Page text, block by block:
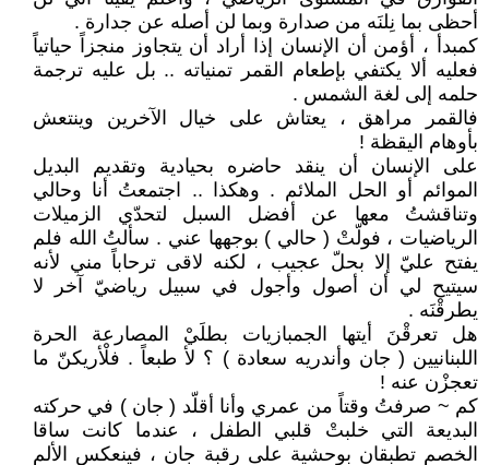
أحظى بما نِلنَه من صدارة وبما لن أصله عن جدارة .
كمبدأ ، أؤمن أن الإنسان إذا أراد أن يتجاوز منجزاً حياتياً
فعليه ألا يكتفي بإطعام القمر تمنياته .. بل عليه ترجمة
حلمه إلى لغة الشمس .
فالقمر مراهق ، يعتاش على خيال الآخرين وينتعش
بأوهام اليقظة !
على الإنسان أن ينقد حاضره بحيادية وتقديم البديل
الموائم أو الحل الملائم . وهكذا .. اجتمعتُ أنا وحالي
وتناقشتُ معها عن أفضل السبل لتحدّي الزميلات
الرياضيات ، فولّتْ ( حالي ) بوجهها عني . سألتُ الله فلم
يفتح عليّ إلا بحلّ عجيب ، لكنه لاقى ترحاباً مني لأنه
سيتيح لي أن أصول وأجول في سبيل رياضيّ آخر لا
يطرقْنَه .
هل تعرقْنَ أيتها الجمبازيات بطلَيْ المصارعة الحرة
اللبنانيين ( جان وأندريه سعادة ) ؟ لأ طبعاً . فلْأريكنّ ما
تعجزْن عنه !
كم ~ صرفتُ وقتاً من عمري وأنا أقلّد ( جان ) في حركته
البديعة التي خلبتْ قلبي الطفل ، عندما كانت ساقا
الخصم تطبقان بوحشية على رقبة جان ، فينعكس الألم